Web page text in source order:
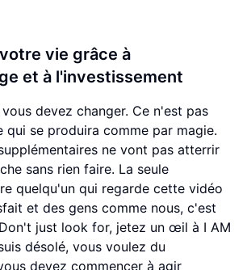
vie grâce à
et à l'investissement
devez changer. Ce n'est pas
qui se produira comme par magie.
ne vont pas atterrir
sans rien faire. La seule
quelqu'un qui regarde cette vidéo
et des gens comme nous, c'est
just look for, jetez un œil à I AM
désolé, vous voulez du
devez commencer à agir